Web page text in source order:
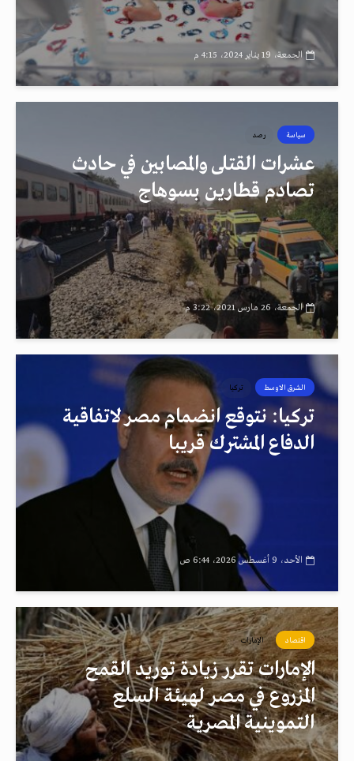
الجمعة، 19 يناير 2024، 4:15 م
سياسة رصد
عشرات القتلى والمصابين في حادث
تصادم قطارين بسوهاج
الجمعة، 26 مارس 2021، 3:22 م
الشرق الاوسط تركيا
تركيا: نتوقع انضمام مصر لاتفاقية
الدفاع المشترك قريبا
الأحد، 9 أغسطس 2026، 6:44 ص
اقتصاد الإمارات
الإمارات تقرر زيادة توريد القمح
المزروع في مصر لهيئة السلع
التموينية المصرية